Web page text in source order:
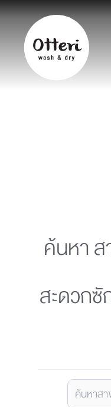
ค้นหา ส
สะดวกซั